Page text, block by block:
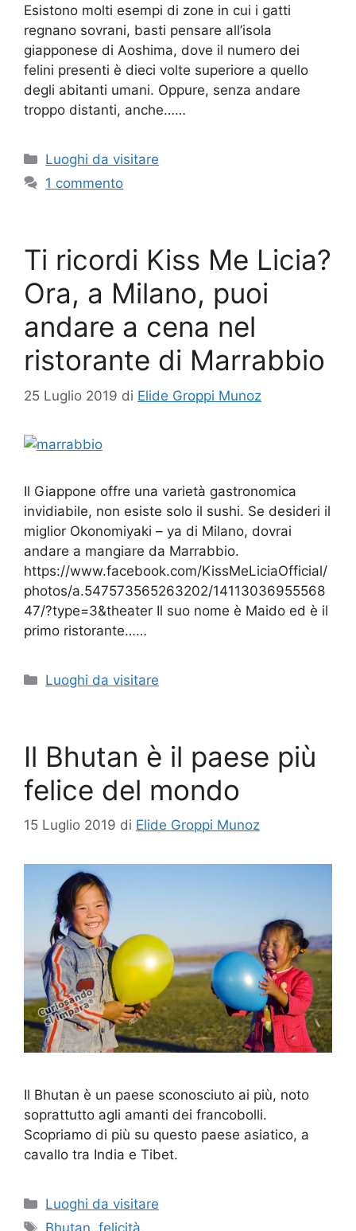
Esistono molti esempi di zone in cui i gatti
regnano sovrani, basti pensare all’isola
giapponese di Aoshima, dove il numero dei
felini presenti è dieci volte superiore a quello
degli abitanti umani. Oppure, senza andare
troppo distanti, anche……
Categorie
Luoghi da visitare
1 commento
Ti ricordi Kiss Me Licia?
Ora, a Milano, puoi
andare a cena nel
ristorante di Marrabbio
25 Luglio 2019 di Elide Groppi Munoz
Il Giappone offre una varietà gastronomica
invidiabile, non esiste solo il sushi. Se desideri il
miglior Okonomiyaki – ya di Milano, dovrai
andare a mangiare da Marrabbio.
https://www.facebook.com/KissMeLiciaOfficial/
photos/a.547573565263202/14113036955568
47/?type=3&theater Il suo nome è Maido ed è il
primo ristorante……
Categorie
Luoghi da visitare
Il Bhutan è il paese più
felice del mondo
15 Luglio 2019 di Elide Groppi Munoz
Il Bhutan è un paese sconosciuto ai più, noto
soprattutto agli amanti dei francobolli.
Scopriamo di più su questo paese asiatico, a
cavallo tra India e Tibet.
Categorie
Luoghi da visitare
Tag